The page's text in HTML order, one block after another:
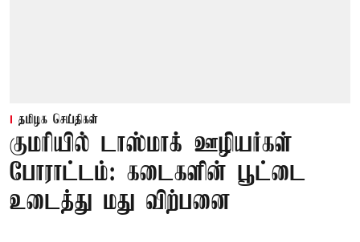
தமிழக செய்திகள்
குமரியில் டாஸ்மாக் ஊழியர்கள்
போராட்டம்: கடைகளின் பூட்டை
உடைத்து மது விற்பனை